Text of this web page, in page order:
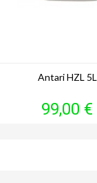
Antari HZL 5L
Prix
99,00 €